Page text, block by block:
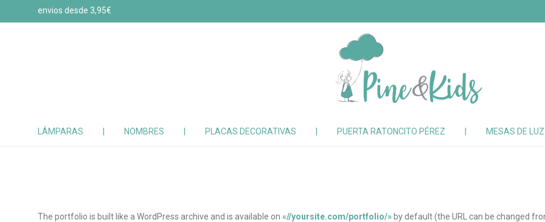
envios desde 3,95€
LÁMPARAS NOMBRES PLACAS DECORATIVAS PUERTA RATONCITO PÉREZ MESAS DE
The portfolio is built like a WordPress archive and is available on «//yoursite.com/portfolio/» by default (the URL can be changed